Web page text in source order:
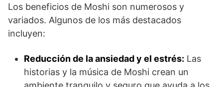
Los beneficios de Moshi son numerosos y
variados. Algunos de los más destacados
incluyen:
Reducción de la ansiedad y el estrés: Las
historias y la música de Moshi crean un